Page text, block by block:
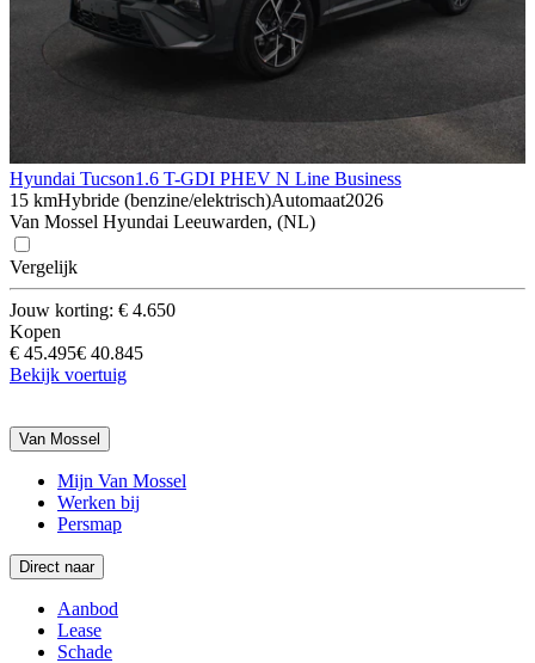
Hyundai Tucson1.6 T-GDI PHEV N Line Business
15 kmHybride (benzine/elektrisch)Automaat2026
Van Mossel Hyundai Leeuwarden, (NL)
Vergelijk
Jouw korting: € 4.650
Kopen
€ 45.495€ 40.845
Bekijk voertuig
Van Mossel
Mijn Van Mossel
Werken bij
Persmap
Direct naar
Aanbod
Lease
Schade